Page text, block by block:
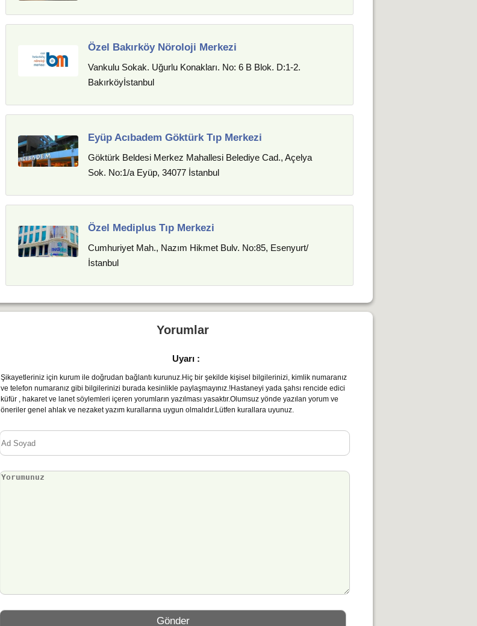
Özel Bakırköy Nöroloji Merkezi
Vankulu Sokak. Uğurlu Konakları. No: 6 B Blok. D:1-2.
Bakırköyİstanbul
Eyüp Acıbadem Göktürk Tıp Merkezi
Göktürk Beldesi Merkez Mahallesi Belediye Cad., Açelya
Sok. No:1/a Eyüp, 34077 İstanbul
Özel Mediplus Tıp Merkezi
Cumhuriyet Mah., Nazım Hikmet Bulv. No:85, Esenyurt/
İstanbul
Yorumlar
Uyarı :
Şikayetleriniz için kurum ile doğrudan bağlantı kurunuz.Hiç bir şekilde kişisel bilgilerinizi, kimlik numaranız
ve telefon numaranız gibi bilgilerinizi burada kesinlikle paylaşmayınız.!Hastaneyi yada şahsı rencide edici
küfür , hakaret ve lanet söylemleri içeren yorumların yazılması yasaktır.Olumsuz yönde yazılan yorum ve
öneriler genel ahlak ve nezaket yazım kurallarına uygun olmalıdır.Lütfen kurallara uyunuz.